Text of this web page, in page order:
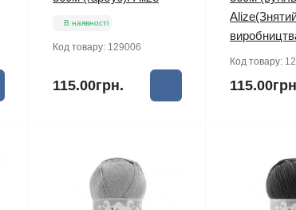
В наявності
Код товару: 129006
115.00грн.
Код товару: